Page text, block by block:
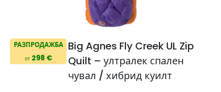
РАЗПРОДАЖБА
от298 €
Big Agnes Fly Creek UL Zip
Quilt – ултралек спален
чувал / хибрид куилт